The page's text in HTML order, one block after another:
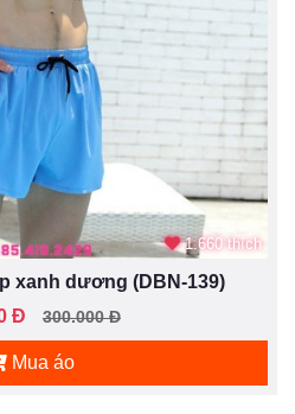
1.660 thích
xanh dương (DBN-139)
Đ
300.000 Đ
Mua áo